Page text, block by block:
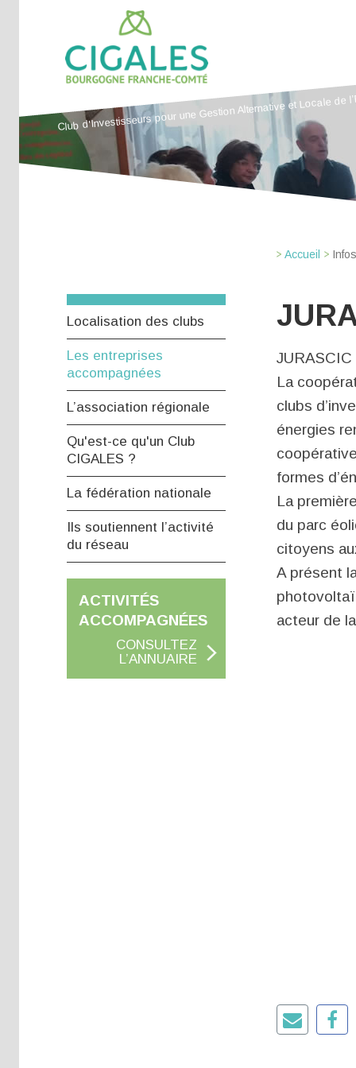
Club d'Investisseurs pour une Gestion Alternative et Locale
Localisation des clubs
Les entreprises
accompagnées
L’association régionale
Qu'est-ce qu'un Club
CIGALES ?
La fédération nationale
Ils soutiennent l’activité
du réseau
ACTIVITÉS
ACCOMPAGNÉES
CONSULTEZ
L’ANNUAIRE
Accueil
La
clubs
énergies
formes
La
du parc
citoyens
A présent
acteur de